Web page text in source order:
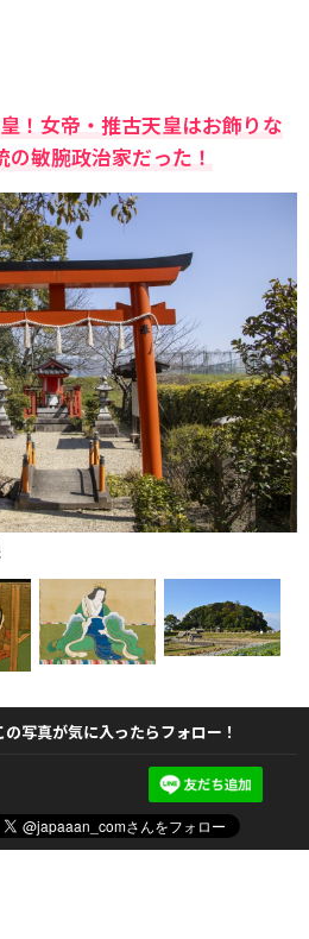
！女帝・推古天皇はお飾りな
敏腕政治家だった！
の写真が気に入ったらフォロー！